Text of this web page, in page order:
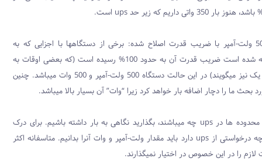
ups است.
– منبع تغذیه 500 ولت-آمپر با ضریب قدرت اصلاح شده: برخی از دستگاهها با اجزایی که به
مدارهای آن اضافه شده است ضریب قدرت آن به حدود 100% رسیده است (که بعضی اوقات به
آن ضریب قدرت یک نیز میگویند) در این حالت دستگاه 500 ولت-آمپر و 500 وات میباشد. چنین
بحث ما را دچار اضافه بار خواهد کرد زیرا “وات” آن بسیار بالا میباشد.
محدوده ها درups چه میباشند، بگذارید نگاهی به بار داشته باشیم. برای درک
درخواستی ازups دارد باید مقدار ولت-آمپر و وات آنرا بدانیم. متاسفانه اکثر
لازم را در این خصوص در اختیار نمیگذارند.